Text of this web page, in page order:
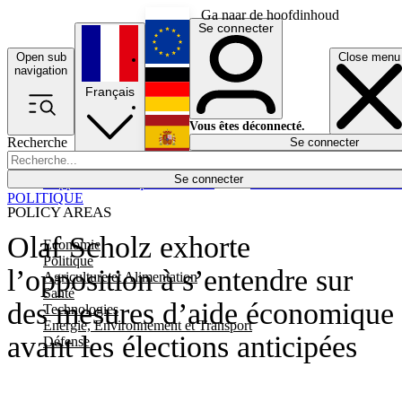
Ga naar de hoofdinhoud
Open sub
navigation
Close menu
Recherche
Se connecter
POLICY AREAS
Economie
Politique
Agriculture et Alimentation
Santé
Technologies
Energie, Environnement et Transport
Défense
Économie
Français
English
Deutsch
Español
Se connecter
Vous êtes déconnecté.
Se connecter
Olaf Scholz exhorte
l’opposition à s’entendre sur
des mesures d’aide économique
avant les élections anticipées
POLITIQUE